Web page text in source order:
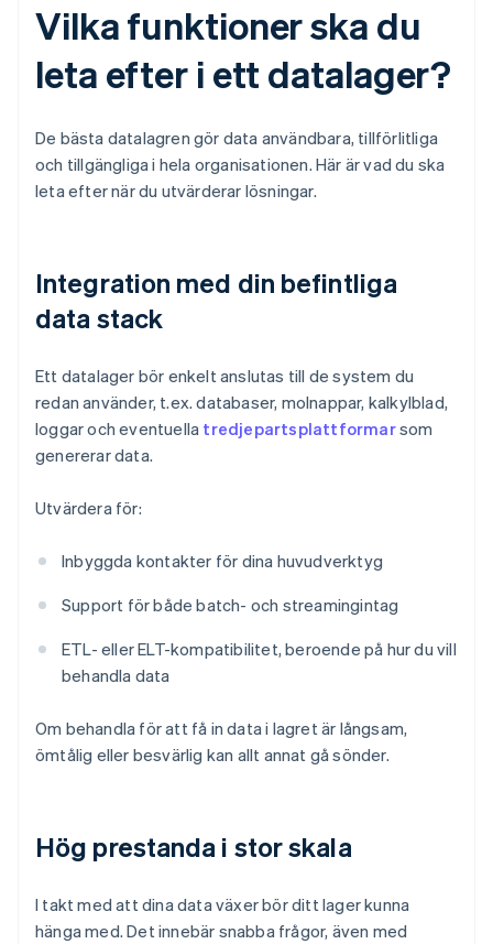
Vilka funktioner ska du
leta efter i ett datalager?
De bästa datalagren gör data användbara, tillförlitliga
och tillgängliga i hela organisationen. Här är vad du ska
leta efter när du utvärderar lösningar.
Integration med din befintliga
data stack
Ett datalager bör enkelt anslutas till de system du
redan använder, t.ex. databaser, molnappar, kalkylblad,
loggar och eventuella tredjepartsplattformarsom
genererar data.
Utvärdera för:
Inbyggda kontakter för dina huvudverktyg
Support för både batch- och streamingintag
ETL- eller ELT-kompatibilitet, beroende på hur du vill
behandla data
Om behandla för att få in data i lagret är långsam,
ömtålig eller besvärlig kan allt annat gå sönder.
Hög prestanda i stor skala
I takt med att dina data växer bör ditt lager kunna
hänga med. Det innebär snabba frågor, även med